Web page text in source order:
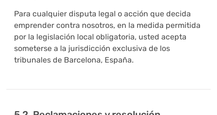
Para cualquier disputa legal o acción que decida
emprender contra nosotros, en la medida permitida
por la legislación local obligatoria, usted acepta
someterse a la jurisdicción exclusiva de los
tribunales de Barcelona, España.